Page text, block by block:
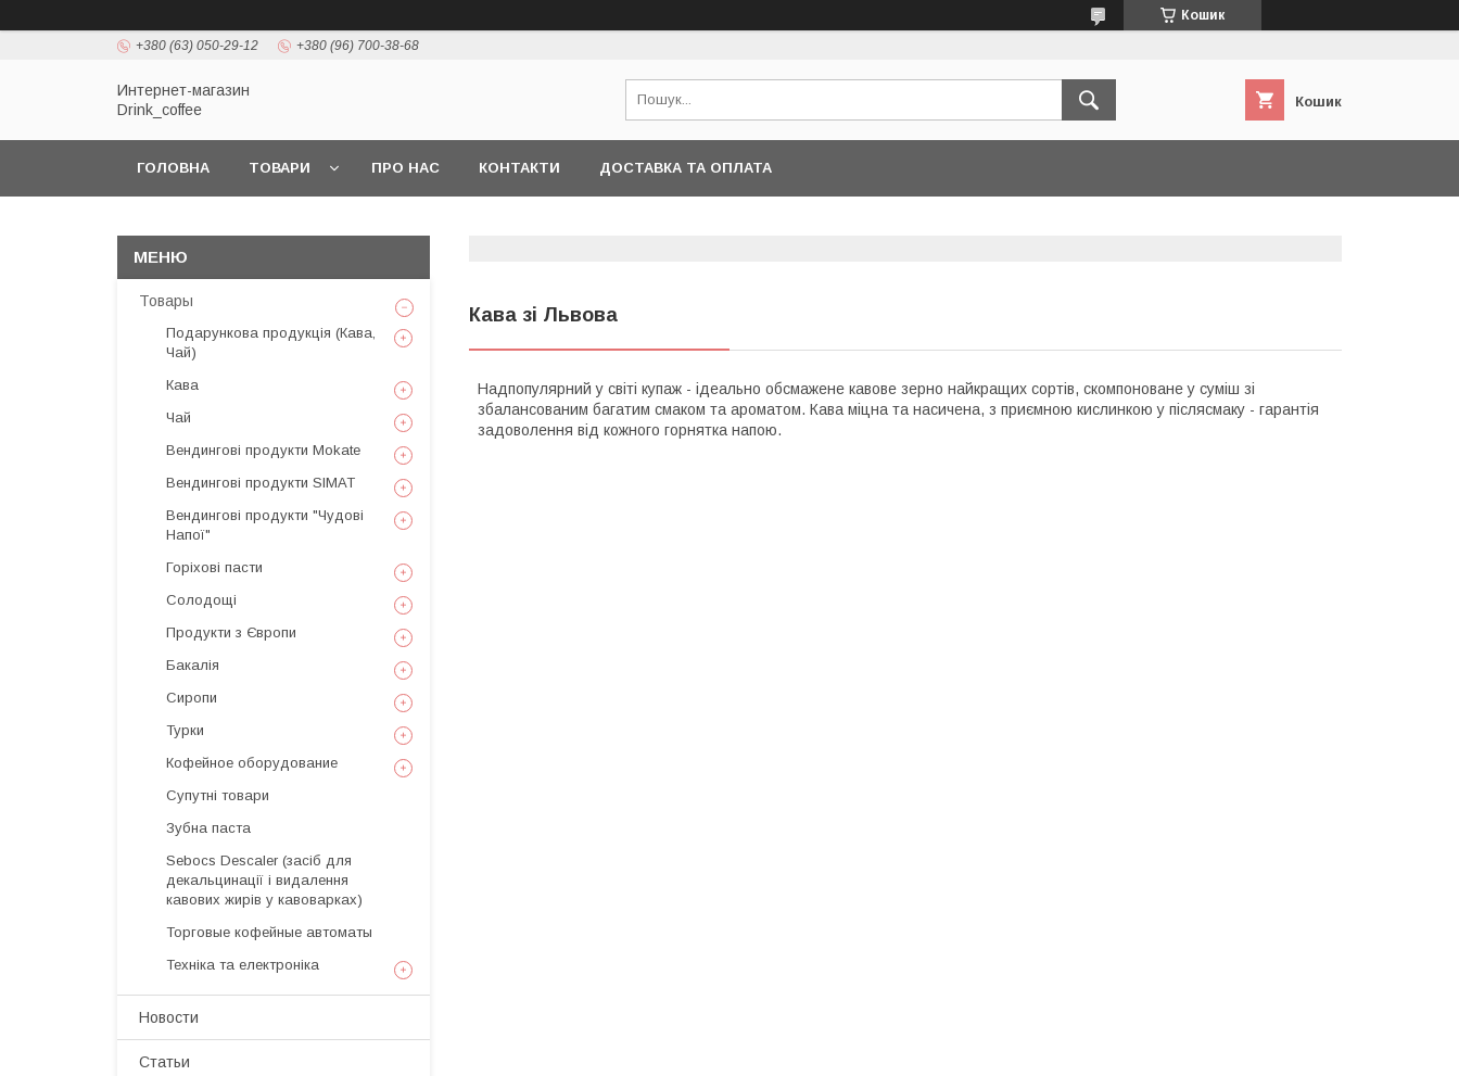
Кошик
+380 (63) 050-29-12 +380 (96) 700-38-68
Интернет-магазин
Drink_coffee
Кошик
ГОЛОВНА ТОВАРИ ПРО НАС КОНТАКТИ ДОСТАВКА ТА ОПЛАТА
Кава зі Львова
Надпопулярний у світі купаж - ідеально обсмажене кавове зерно найкращих сортів, скомпоноване у суміш зі
збалансованим багатим смаком та ароматом. Кава міцна та насичена, з приємною кислинкою у післясмаку - гарантія
задоволення від кожного горнятка напою.
Товары
Подарункова продукція (Кава,
Чай)
Кава
Чай
Вендингові продукти Mokate
Вендингові продукти SIMAT
Вендингові продукти "Чудові
Напої"
Горіхові пасти
Солодощі
Продукти з Європи
Бакалія
Сиропи
Турки
Кофейное оборудование
Супутні товари
Зубна паста
Sebocs Descaler (засіб для
декальцинації і видалення
кавових жирів у кавоварках)
Торговые кофейные автоматы
Техніка та електроніка
Новости
Статьи